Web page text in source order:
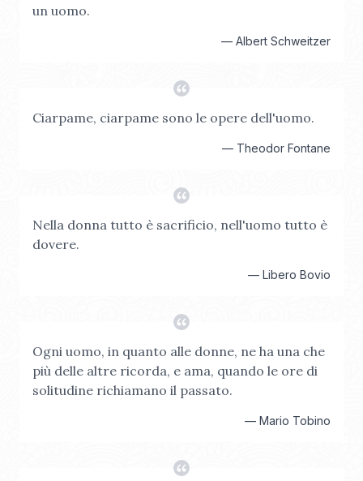
un uomo.
— Albert Schweitzer
Ciarpame, ciarpame sono le opere dell'uomo.
— Theodor Fontane
Nella donna tutto è sacrificio, nell'uomo tutto è
dovere.
— Libero Bovio
Ogni uomo, in quanto alle donne, ne ha una che
più delle altre ricorda, e ama, quando le ore di
solitudine richiamano il passato.
— Mario Tobino